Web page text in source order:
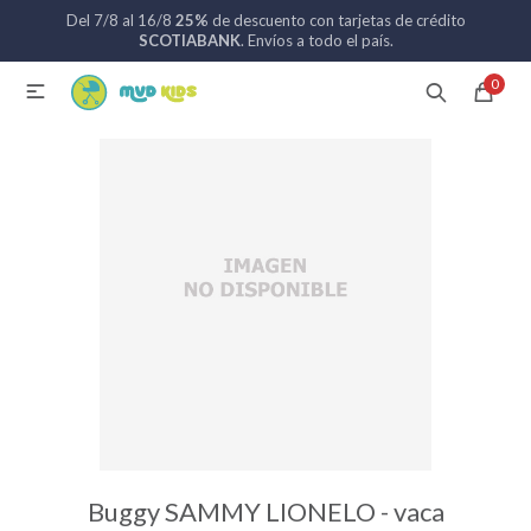
Del 7/8 al 16/8 25% de descuento con tarjetas de crédito
SCOTIABANK. Envíos a todo el país.
0

Buggy SAMMY LIONELO - vaca
MI CUENTA
Catálogo Nuevos ingresos
Alimentación